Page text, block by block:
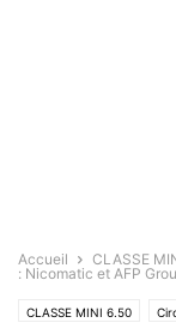
Accueil CLASSE
: Nicomatic et AFP
CLASSE MINI 6.50